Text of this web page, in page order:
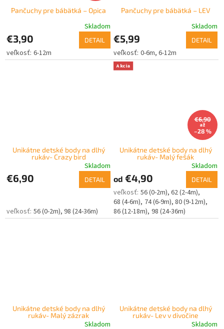
Pančuchy pre bábätká – Opica
Skladom
€3,90 DETAIL
6-12m
Pančuchy pre bábätká – LEV
Skladom
€5,99 DETAIL
0-6m 6-12m
Unikátne detské body na dlhý
rukáv- Crazy bird
Skladom
€6,90 DETAIL
56 (0-2m) 98 (24-36m)
Akcia
€6,90
až
–28 %
Unikátne detské body na dlhý
rukáv- Malý fešák
Skladom
od €4,90 DETAIL
56 (0-2m) 62 (2-4m)
68 (4-6m) 74 (6-9m) 80 (9-12m)
86 (12-18m) 98 (24-36m)
Unikátne detské body na dlhý
rukáv- Malý zázrak
Skladom
Unikátne detské body na dlhý
rukáv- Lev v divočine
Skladom